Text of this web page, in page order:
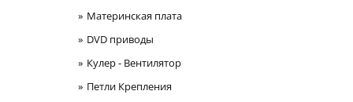
Материнская плата
DVD приводы
Кулер - Вентилятор
Петли Крепления